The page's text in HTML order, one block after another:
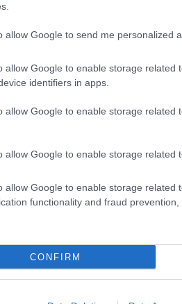
allow Google to send me personalized
allow Google to enable storage related
identifiers in apps.
allow Google to enable storage related
allow Google to enable storage related
allow Google to enable storage related
functionality and fraud prevention,
CONFIRM
επιστρέφουν
ότι
συμπτώματα και
και να εξηγήσετε την
ανταμειφθούν με 10.000
νέα
αμοιβή, επειδή